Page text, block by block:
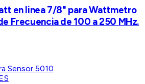
en linea 7/8" para Wattmetro
Frecuencia de 100 a 250 MHz.